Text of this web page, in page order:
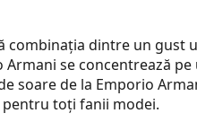
dintre un gust
se concentrează
soare de la Emporio
toți fanii modei.